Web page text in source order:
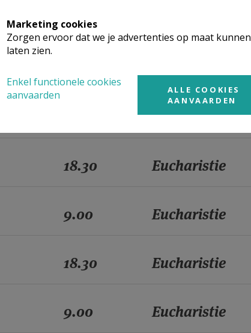
9.00
Eucharistie
18.30 Eucharistie
9.00 Eucharistie
18.30 Eucharistie
9.00 Eucharistie
Marketing cookies
Zorgen ervoor dat we je advertenties op maat kunnen
laten zien.
Enkel functionele cookies
aanvaarden
ALLE COOKIES
AANVAARDEN